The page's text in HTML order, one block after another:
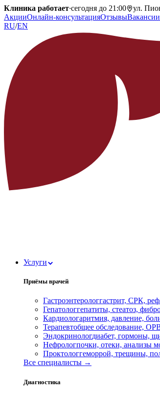
Клиника работает·сегодня до 21:00 ул.
АкцииОнлайн-консультацияОтзывыВакансии
RU/EN
Услуги
Приёмы врачей
Гастроэнтерологгастрит, СРК,
Гепатологгепатиты, стеатоз,
Кардиологаритмия, давление,
Терапевтобщее обследование,
Эндокринологдиабет, гормоны,
Нефрологпочки, отеки, анализы
Проктологгеморрой, трещины,
Все специалисты →
Диагностика